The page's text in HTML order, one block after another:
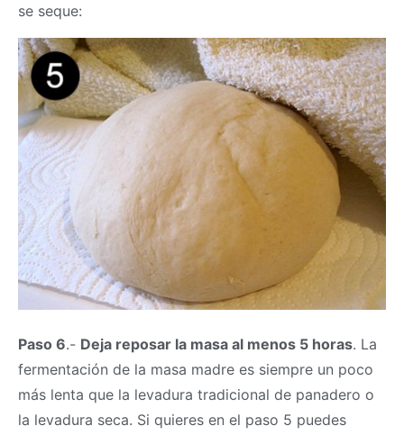
se seque:
Paso 6.- Deja reposar la masa al menos 5 horas. La
fermentación de la masa madre es siempre un poco
más lenta que la levadura tradicional de panadero o
la levadura seca. Si quieres en el paso 5 puedes